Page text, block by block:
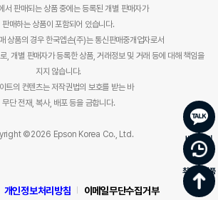
서 판매되는 상품 중에는 등록된 개별 판매자가
판매하는 상품이 포함되어 있습니다.
상품의 경우 한국엡손(주)는 통신판매중개업자로서
, 개별 판매자가 등록한 상품, 거래정보 및 거래 등에 대해 책임을
지지 않습니다.
트의 컨텐츠는 저작권법의 보호를 받는 바
무단 전재, 복사, 배포 등을 금합니다.
©2026 Epson Korea Co., Ltd.
개인정보처리방침 이메일무단수집거부
바로문의
최근 본 상품